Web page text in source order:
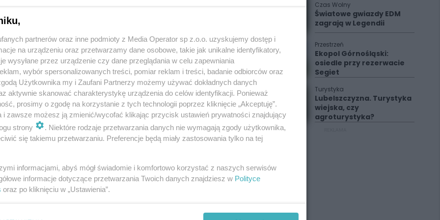
Górach, więc jak widzimy, da się!
czy Dąbrowy Górniczej, a jak
kilometrów – to w końcu rok założenia
31 sierpnia. Akcja skierowana jest do
pokonać dystans 1526 bądź 500 kilometrów. Za
kolarski, natomiast za drugi otrzyma bidon. Liczba
w aplikacji należy się zgłosić do Punktu
Czas Wolny
Światowe gwiazdy EDM
zagrają w Legendii
Przestrzeń
Ekopol Górnośląski:
osiedle przy rezerwacie
Segiet
Turystyka
Lubelszczyzna. Turystyka
wiejska, czy
agroturystyka?
partnerów oraz inne podmioty z Media Operator sp z.o.o. uzyskujemy dostęp i
na urządzeniu oraz przetwarzamy dane osobowe, takie jak unikalne identyfikatory,
wysyłane przez urządzenie czy dane przeglądania w celu zapewniania
wybór spersonalizowanych treści, pomiar reklam i treści, badanie odbiorców oraz
Użytkownika my i Zaufani Partnerzy możemy używać dokładnych danych
aktywnie skanować charakterystykę urządzenia do celów identyfikacji. Ponieważ
prosimy o zgodę na korzystanie z tych technologii poprzez kliknięcie „Akceptuję”.
i zawsze możesz ją zmienić/wycofać klikając przycisk ustawień prywatności znajdujący
strony
. Niektóre rodzaje przetwarzania danych nie wymagają zgody użytkownika,
się takiemu przetwarzaniu. Preferencje będą miały zastosowania tylko na tej
informacjami, abyś mógł świadomie i komfortowo korzystać z naszych serwisów
informacje dotyczące przetwarzania Twoich danych znajdziesz w Polityce
oraz po kliknięciu w „Ustawienia”.